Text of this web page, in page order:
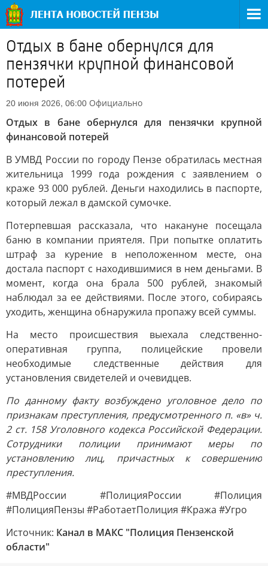
Отдых в бане обернулся для
пензячки крупной финансовой
потерей
20 июня 2026, 06:00 Официально
Отдых в бане обернулся для пензячки крупной
финансовой потерей
В УМВД России по городу Пензе обратилась местная
жительница 1999 года рождения с заявлением о
краже 93 000 рублей. Деньги находились в паспорте,
который лежал в дамской сумочке.
Потерпевшая рассказала, что накануне посещала
баню в компании приятеля. При попытке оплатить
штраф за курение в неположенном месте, она
достала паспорт с находившимися в нем деньгами. В
момент, когда она брала 500 рублей, знакомый
наблюдал за ее действиями. После этого, собираясь
уходить, женщина обнаружила пропажу всей суммы.
На место происшествия выехала следственно-
оперативная группа, полицейские провели
необходимые следственные действия для
установления свидетелей и очевидцев.
По данному факту возбуждено уголовное дело по
признакам преступления, предусмотренного п. «в» ч.
2 ст. 158 Уголовного кодекса Российской Федерации.
Сотрудники полиции принимают меры по
установлению лиц, причастных к совершению
преступления.
#МВДРоссии #ПолицияРоссии #Полиция
#ПолицияПензы #РаботаетПолиция #Кража #Угро
Источник: Канал в МАКС "Полиция Пензенской
области"